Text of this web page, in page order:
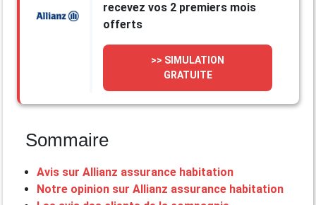
recevez vos 2 premiers mois
offerts
>> SIMULATION
GRATUITE
Sommaire
Avis sur Allianz assurance habitation
Notre opinion sur Allianz assurance habitation